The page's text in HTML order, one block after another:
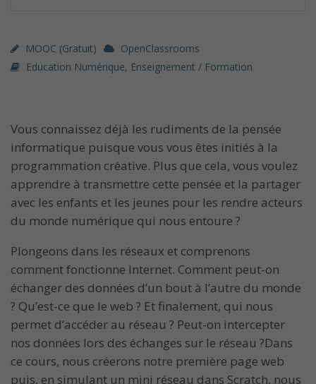
MOOC (gratuit)
OpenClassrooms
Education Numérique, Enseignement / Formation
Vous connaissez déjà les rudiments de la pensée
informatique puisque vous vous êtes initiés à la
programmation créative. Plus que cela, vous voulez
apprendre à transmettre cette pensée et la partager
avec les enfants et les jeunes pour les rendre acteurs
du monde numérique qui nous entoure ?
Plongeons dans les réseaux et comprenons
comment fonctionne Internet. Comment peut-on
échanger des données d’un bout à l’autre du monde
? Qu’est-ce que le web ? Et finalement, qui nous
permet d’accéder au réseau ? Peut-on intercepter
nos données lors des échanges sur le réseau ?Dans
ce cours, nous créerons notre première page web
puis, en simulant un mini réseau dans Scratch, nous